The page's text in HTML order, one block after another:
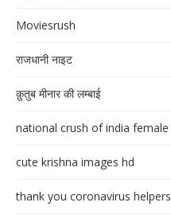
Moviesrush
राजधानी नाइट
क़ुतुब मीनार की लम्बाई
national crush of india female
cute krishna images hd
thank you coronavirus helpers